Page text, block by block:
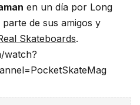
en un día por Long
de sus amigos y
Skateboards.
watch?